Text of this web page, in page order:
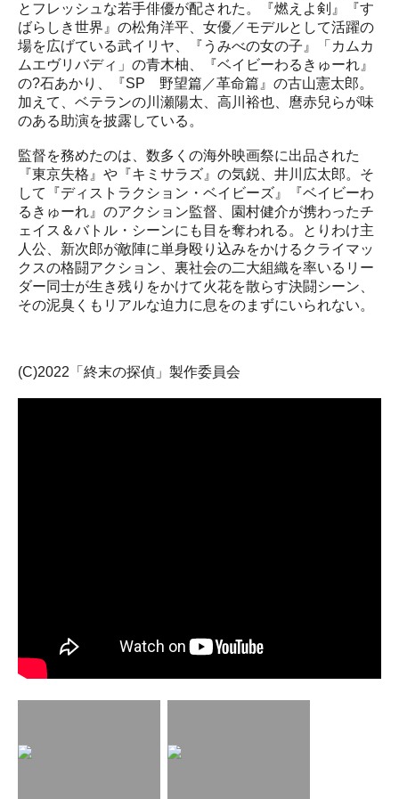
とフレッシュな若手俳優が配された。『燃えよ剣』『す
ばらしき世界』の松角洋平、女優／モデルとして活躍の
場を広げている武イリヤ、『うみべの女の子』「カムカ
ムエヴリバディ」の青木柚、『ベイビーわるきゅーれ』
の?石あかり、『SP 野望篇／革命篇』の古山憲太郎。
加えて、ベテランの川瀬陽太、高川裕也、麿赤兒らが味
のある助演を披露している。
監督を務めたのは、数多くの海外映画祭に出品された
『東京失格』や『キミサラズ』の気鋭、井川広太郎。そ
して『ディストラクション・ベイビーズ』『ベイビーわ
るきゅーれ』のアクション監督、園村健介が携わったチ
ェイス＆バトル・シーンにも目を奪われる。とりわけ主
人公、新次郎が敵陣に単身殴り込みをかけるクライマッ
クスの格闘アクション、裏社会の二大組織を率いるリー
ダー同士が生き残りをかけて火花を散らす決闘シーン、
その泥臭くもリアルな迫力に息をのまずにいられない。
(C)2022「終末の探偵」製作委員会